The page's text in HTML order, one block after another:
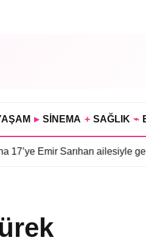
▸ SİNEMA + SAĞLIK ⌁
Sarıhan ailesiyle geliyor•